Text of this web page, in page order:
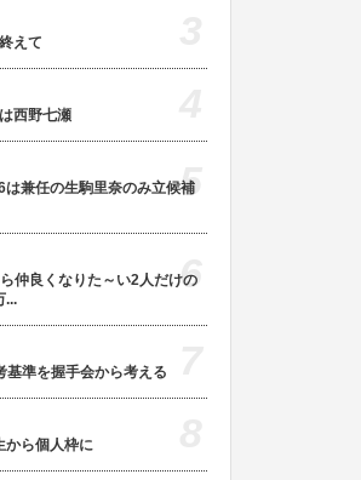
えて
西野七瀬
兼任の生駒里奈のみ立候補
5
仲良くなりた～い2人だけの
...
6
基準を握手会から考える
から個人枠に